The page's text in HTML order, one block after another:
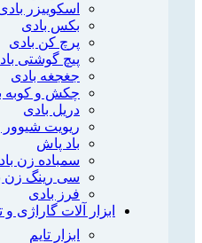
اسکوییزر
بکس بادی
پرچ کن بادی
پیچ گوشتی
جغجغه بادی
چکش و کوبه
دریل بادی
ریویت شیوور
باد پاش
سمباده زن
سی رینگ زن
فرز بادی
ابزار آلات گاراژی
ابزار تایم